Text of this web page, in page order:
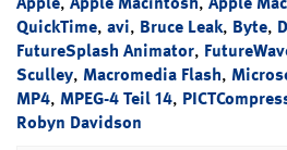
QuickTime, avi, Bruce Leak, Byte,
FutureSplash Animator,
Sculley, Macromedia Flash,
MP4, MPEG-4 Teil 14,
Robyn Davidson